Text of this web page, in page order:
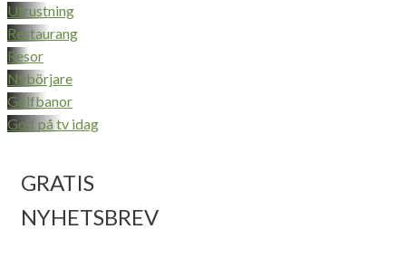
Utrustning
Restaurang
Resor
Nybörjare
Golfbanor
Golf på tv idag
GRATIS
NYHETSBREV